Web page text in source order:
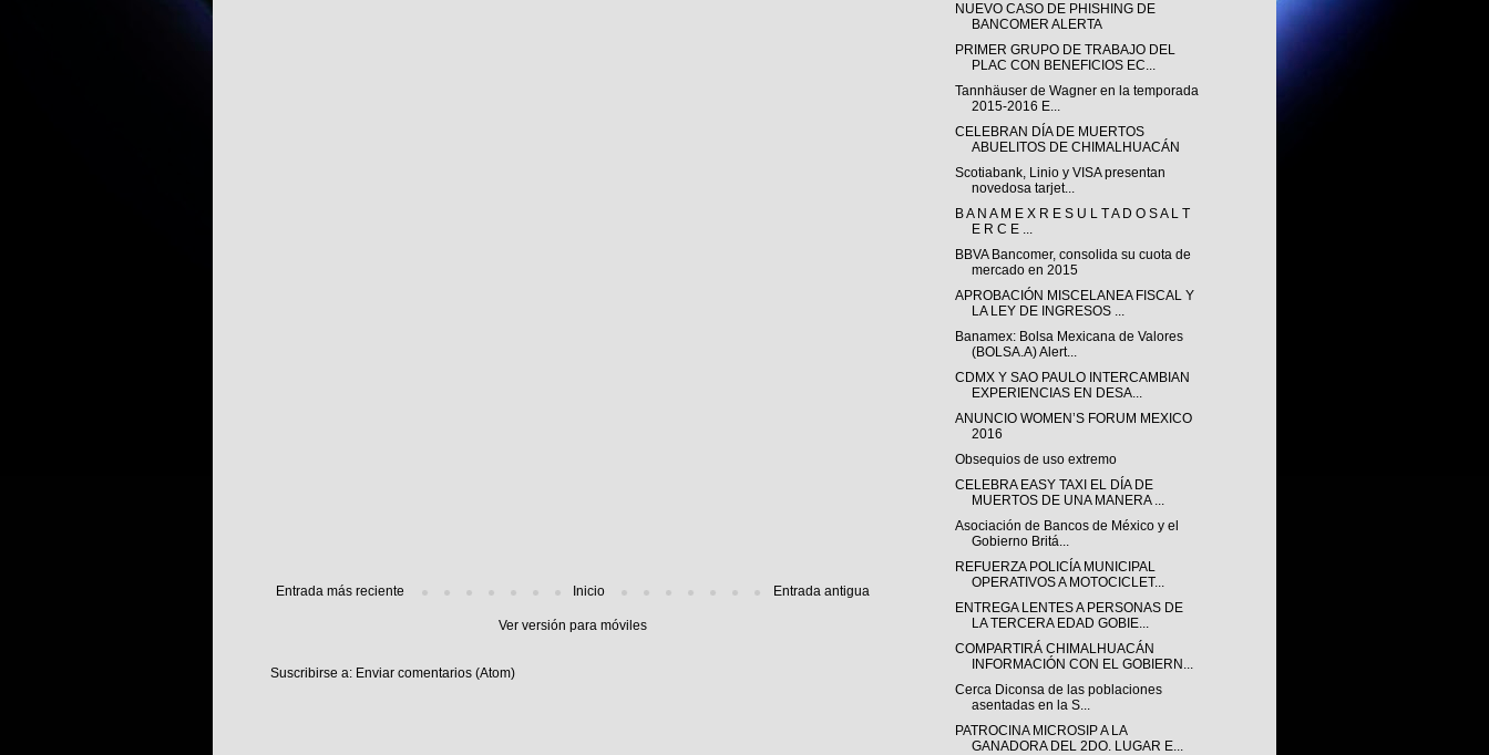
Entrada más reciente Entrada antigua
Inicio
Ver versión para móviles
Suscribirse a: Enviar comentarios (Atom)
NUEVO CASO DE PHISHING DE
BANCOMER ALERTA
PRIMER GRUPO DE TRABAJO DEL
PLAC CON BENEFICIOS EC...
Tannhäuser de Wagner en la temporada
2015-2016 E...
CELEBRAN DÍA DE MUERTOS
ABUELITOS DE CHIMALHUACÁN
Scotiabank, Linio y VISA presentan
novedosa tarjet...
B A N A M E X R E S U L T A D O S A L T
E R C E ...
BBVA Bancomer, consolida su cuota de
mercado en 2015
APROBACIÓN MISCELANEA FISCAL Y
LA LEY DE INGRESOS ...
Banamex: Bolsa Mexicana de Valores
(BOLSA.A) Alert...
CDMX Y SAO PAULO INTERCAMBIAN
EXPERIENCIAS EN DESA...
ANUNCIO WOMEN’S FORUM MEXICO
2016
Obsequios de uso extremo
CELEBRA EASY TAXI EL DÍA DE
MUERTOS DE UNA MANERA ...
Asociación de Bancos de México y el
Gobierno Britá...
REFUERZA POLICÍA MUNICIPAL
OPERATIVOS A MOTOCICLET...
ENTREGA LENTES A PERSONAS DE
LA TERCERA EDAD GOBIE...
COMPARTIRÁ CHIMALHUACÁN
INFORMACIÓN CON EL GOBIERN...
Cerca Diconsa de las poblaciones
asentadas en la S...
PATROCINA MICROSIP A LA
GANADORA DEL 2DO. LUGAR E...